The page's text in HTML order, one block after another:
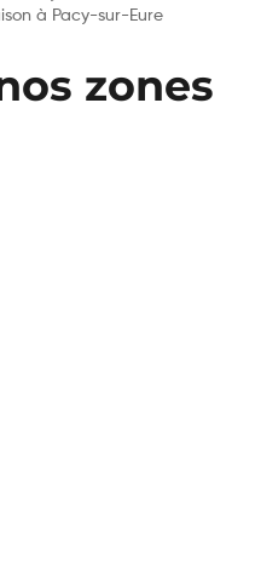
à Pacy-sur-Eure
zones